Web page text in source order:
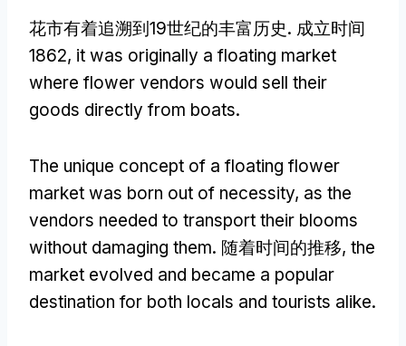
花市有着追溯到19世纪的丰富历史. 成立时间
1862, it was originally a floating market
where flower vendors would sell their
goods directly from boats.
The unique concept of a floating flower
market was born out of necessity, as the
vendors needed to transport their blooms
without damaging them. 随着时间的推移, the
market evolved and became a popular
destination for both locals and tourists alike.